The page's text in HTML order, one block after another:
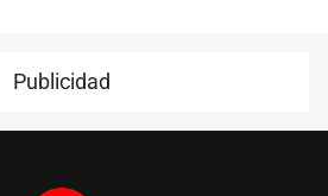
Publicidad